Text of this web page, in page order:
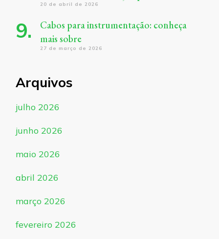
20 de abril de 2026
Cabos para instrumentação: conheça
mais sobre
27 de março de 2026
Arquivos
julho 2026
junho 2026
maio 2026
abril 2026
março 2026
fevereiro 2026